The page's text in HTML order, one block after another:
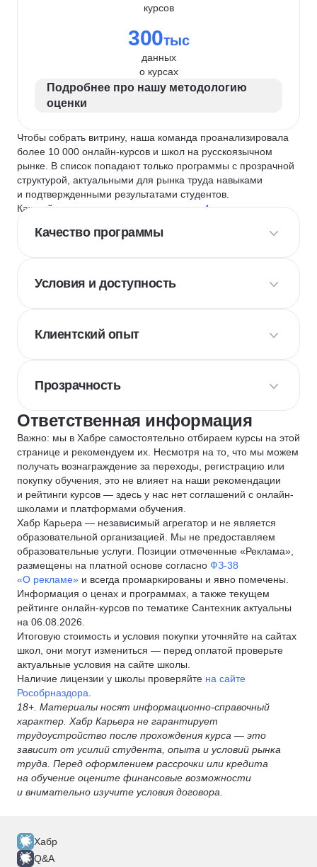
курсов
300тыс
данных
о курсах
Подробнее про нашу методологию
оценки
Чтобы собрать витрину, наша команда проанализировала
более 10 000 онлайн-курсов и школ на русскоязычном
рынке. В список попадают только программы с прозрачной
структурой, актуальными для рынка труда навыками
и подтвержденными результатами студентов.
Каждый курс и школу мы оцениваем по
4 критериям
Качество программы
Условия и доступность
Клиентский опыт
Прозрачность
Ответственная информация
Важно: мы в Хабре самостоятельно отбираем курсы на этой
странице и рекомендуем их. Несмотря на то, что мы можем
получать вознаграждение за переходы, регистрацию или
покупку обучения, это не влияет на наши рекомендации
и рейтинги курсов — здесь у нас нет соглашений с онлайн-
школами и платформами обучения.
Хабр Карьера — независимый агрегатор и не является
образовательной организацией. Мы не предоставляем
образовательные услуги. Позиции отмеченные «Реклама»,
размещены на платной основе согласно ФЗ-38
«О рекламе» и всегда промаркированы и явно помечены.
Информация о ценах и программах, а также текущем
рейтинге онлайн-курсов по тематике Сантехник актуальны
на 06.08.2026.
Итоговую стоимость и условия покупки уточняйте на сайтах
школ, они могут измениться — перед оплатой проверьте
актуальные условия на сайте школы.
Наличие лицензии у школы проверяйте на сайте
Рособрназдора
18+. Материалы носят информационно-справочный
характер. Хабр Карьера не гарантирует
трудоустройство после прохождения курса — это
зависит от усилий студента, опыта и условий рынка
труда. Перед оформлением рассрочки или кредита
на обучение оцените финансовые возможности
и внимательно изучите условия договора.
Хабр
Q&A